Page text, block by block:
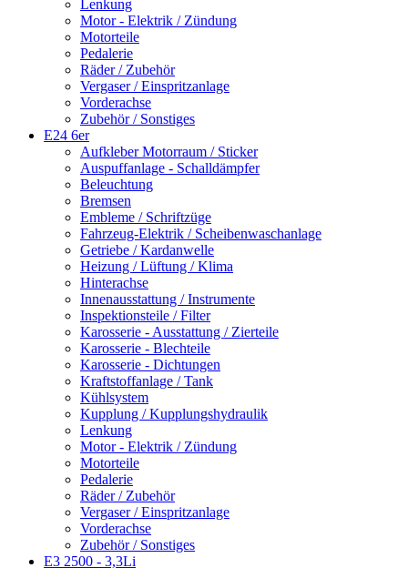
Lenkung
Motor - Elektrik / Zündung
Motorteile
Pedalerie
Räder / Zubehör
Vergaser / Einspritzanlage
Vorderachse
Zubehör / Sonstiges
E24 6er
Aufkleber Motorraum / Sticker
Auspuffanlage - Schalldämpfer
Beleuchtung
Bremsen
Embleme / Schriftzüge
Fahrzeug-Elektrik / Scheibenwaschanlage
Getriebe / Kardanwelle
Heizung / Lüftung / Klima
Hinterachse
Innenausstattung / Instrumente
Inspektionsteile / Filter
Karosserie - Ausstattung / Zierteile
Karosserie - Blechteile
Karosserie - Dichtungen
Kraftstoffanlage / Tank
Kühlsystem
Kupplung / Kupplungshydraulik
Lenkung
Motor - Elektrik / Zündung
Motorteile
Pedalerie
Räder / Zubehör
Vergaser / Einspritzanlage
Vorderachse
Zubehör / Sonstiges
E3 2500 - 3,3Li